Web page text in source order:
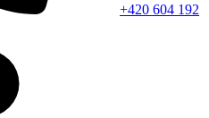
+420 604 192